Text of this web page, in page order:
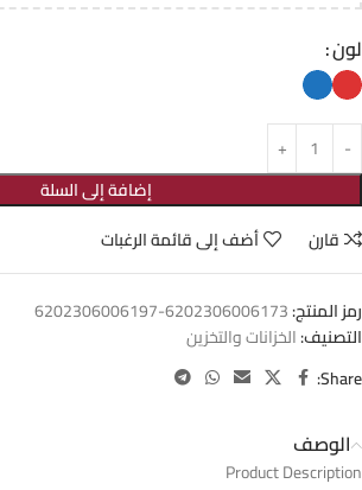
لون
إضافة إلى السلة
قارن
أضف إلى قائمة الرغبات
رمز المنتج:6202306006173-6202306006197
التصنيف:الخزانات والتخزين
Share:
الوصف
Product Description